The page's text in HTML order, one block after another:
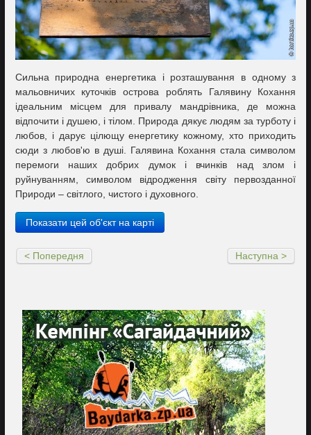
Сильна природна енергетика і розташування в одному з
мальовничих куточків острова роблять Галявину Кохання
ідеальним місцем для привалу мандрівника, де можна
відпочити і душею, і тілом. Природа дякує людям за турботу і
любов, і дарує цілющу енергетику кожному, хто приходить
сюди з любов'ю в душі. Галявина Кохання стала символом
перемоги наших добрих думок і вчинків над злом і
руйнуванням, символом відродження світу первозданної
Природи – світлого, чистого і духовного.
Показати цей об'єкт на карті
< Попередня Наступна >